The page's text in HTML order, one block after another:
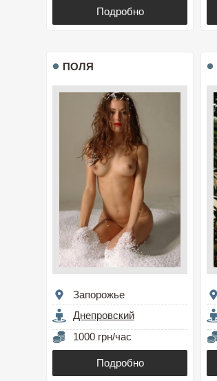
Подробно
ПОЛЯ
Запорожье
Днепровский
1000 грн/час
Подробно